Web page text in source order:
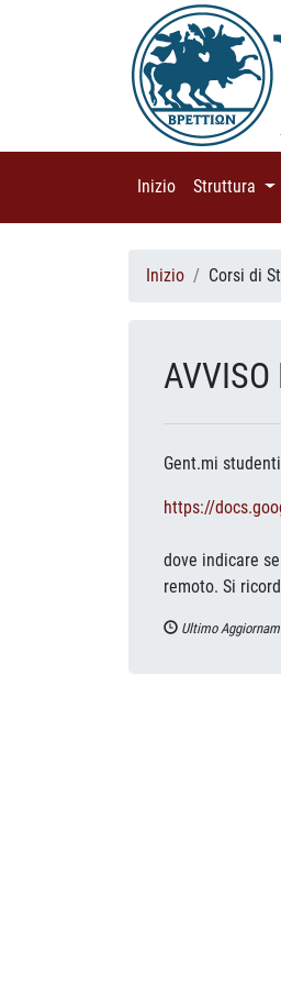
Inizio (current)
Struttura
Inizio Corsi di
AVVISO
Gent.mi
https://
dove indicare
remoto. Si
Ultimo